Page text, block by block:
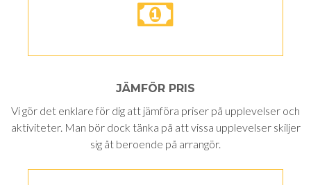
JÄMFÖR PRIS
Vi gör det enklare för dig att jämföra priser på upplevelser och
aktiviteter. Man bör dock tänka på att vissa upplevelser skiljer
sig åt beroende på arrangör.